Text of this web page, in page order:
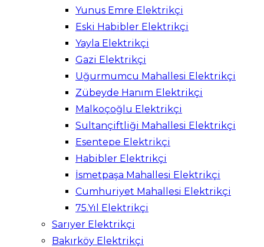
Yunus Emre Elektrikçi
Eski Habibler Elektrikçi
Yayla Elektrikçi
Gazi Elektrikçi
Uğurmumcu Mahallesi Elektrikçi
Zübeyde Hanım Elektrikçi
Malkoçoğlu Elektrikçi
Sultançiftliği Mahallesi Elektrikçi
Esentepe Elektrikçi
Habibler Elektrikçi
İsmetpaşa Mahallesi Elektrikçi
Cumhuriyet Mahallesi Elektrikçi
75.Yıl Elektrikçi
Sarıyer Elektrikçi
Bakırköy Elektrikçi